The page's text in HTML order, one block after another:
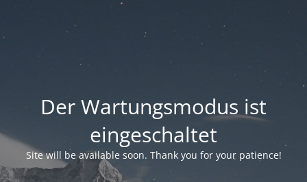
Der Wartungsmodus ist
eingeschaltet
Site will be available soon. Thank you for your patience!